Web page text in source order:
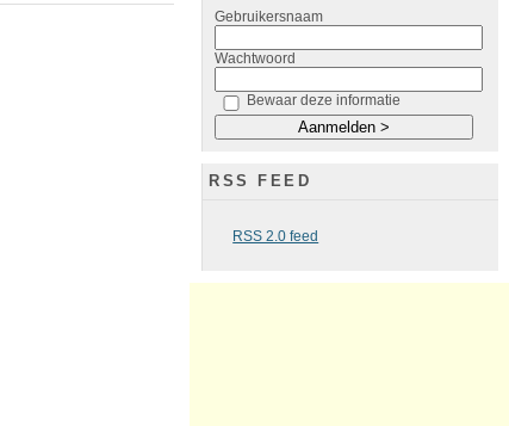
Gebruikersnaam
Wachtwoord
Bewaar deze informatie
RSS FEED
RSS 2.0 feed